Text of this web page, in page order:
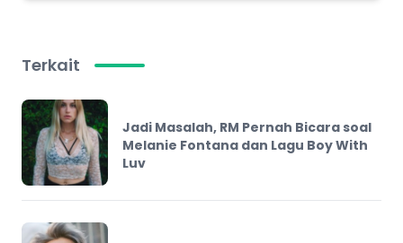
Terkait
Jadi Masalah, RM Pernah Bicara soal
Melanie Fontana dan Lagu Boy With
Luv